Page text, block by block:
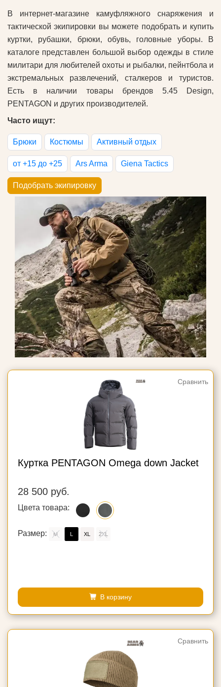
В интернет-магазине камуфляжного снаряжения и
тактической экипировки вы можете подобрать и купить
куртки, рубашки, брюки, обувь, головные уборы. В
каталоге представлен большой выбор одежды в стиле
милитари для любителей охоты и рыбалки, пейнтбола и
экстремальных развлечений, сталкеров и туристов.
Есть в наличии товары брендов 5.45 Design,
PENTAGON и других производителей.
Часто ищут:
Брюки Костюмы Активный отдых
от +15 до +25 Ars Arma Giena Tactics
Подобрать экипировку
Сравнить
Куртка PENTAGON Omega down Jacket
28 500 руб.
Цвета товара:
Размер: M L XL 2XL
В корзину
Сравнить